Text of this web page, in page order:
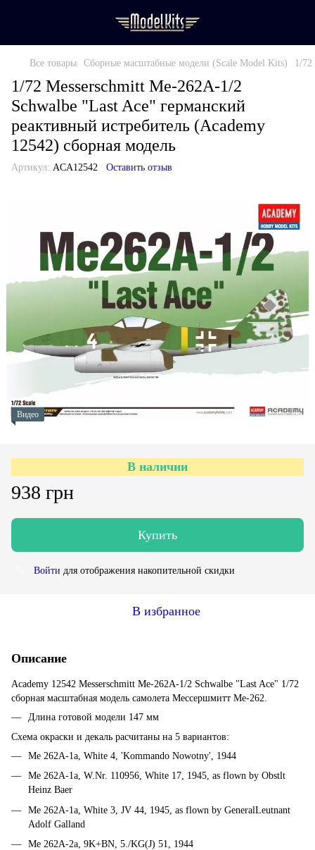
Все товары Сборные масштабные модели (Scale Model Kits) 1/72
1/72 Messerschmitt Me-262A-1/2
Schwalbe "Last Ace" германский
реактивный истребитель (Academy
12542) сборная модель
Артикул: ACA12542 Оставить отзыв
Видео
В наличии
938 грн
Купить
Войти для отображения накопительной скидки
В избранное
Описание
Academy 12542 Messerschmitt Me-262A-1/2 Schwalbe "Last Ace" 1/72
сборная масштабная модель самолета Мессершмитт Ме-262.
Длина готовой модели 147 мм
Схема окраски и декаль расчитаны на 5 вариантов:
Me 262A-1a, White 4, 'Kommando Nowotny', 1944
Me 262A-1a, W.Nr. 110956, White 17, 1945, as flown by Obstlt
Heinz Baer
Me 262A-1a, White 3, JV 44, 1945, as flown by GeneralLeutnant
Adolf Galland
Me 262A-2a, 9K+BN, 5./KG(J) 51, 1944